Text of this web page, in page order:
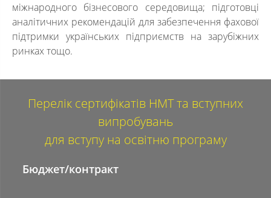
міжнародного бізнесового середовища; підготовці
аналітичних рекомендацій для забезпечення фахової
підтримки українських підприємств на зарубіжних
ринках тощо.
Перелік сертифікатів НМТ та вступних
випробувань
для вступу на освітню програму
Бюджет/контракт